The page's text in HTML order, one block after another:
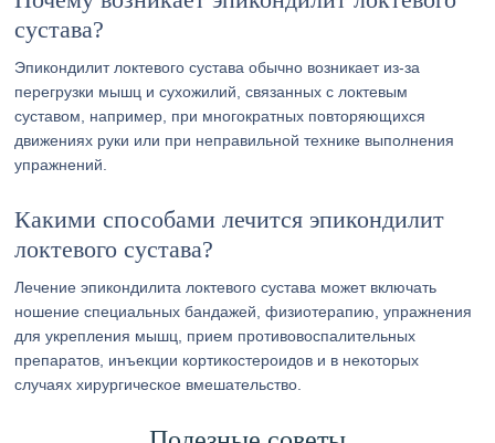
сустава?
Эпикондилит локтевого сустава обычно возникает из-за
перегрузки мышц и сухожилий, связанных с локтевым
суставом, например, при многократных повторяющихся
движениях руки или при неправильной технике выполнения
упражнений.
Какими способами лечится эпикондилит
локтевого сустава?
Лечение эпикондилита локтевого сустава может включать
ношение специальных бандажей, физиотерапию, упражнения
для укрепления мышц, прием противовоспалительных
препаратов, инъекции кортикостероидов и в некоторых
случаях хирургическое вмешательство.